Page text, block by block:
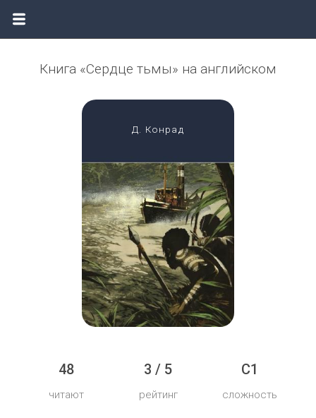
Книга «Сердце тьмы» на английском
Д. Конрад
48
читают
3 / 5
рейтинг
C1
сложность